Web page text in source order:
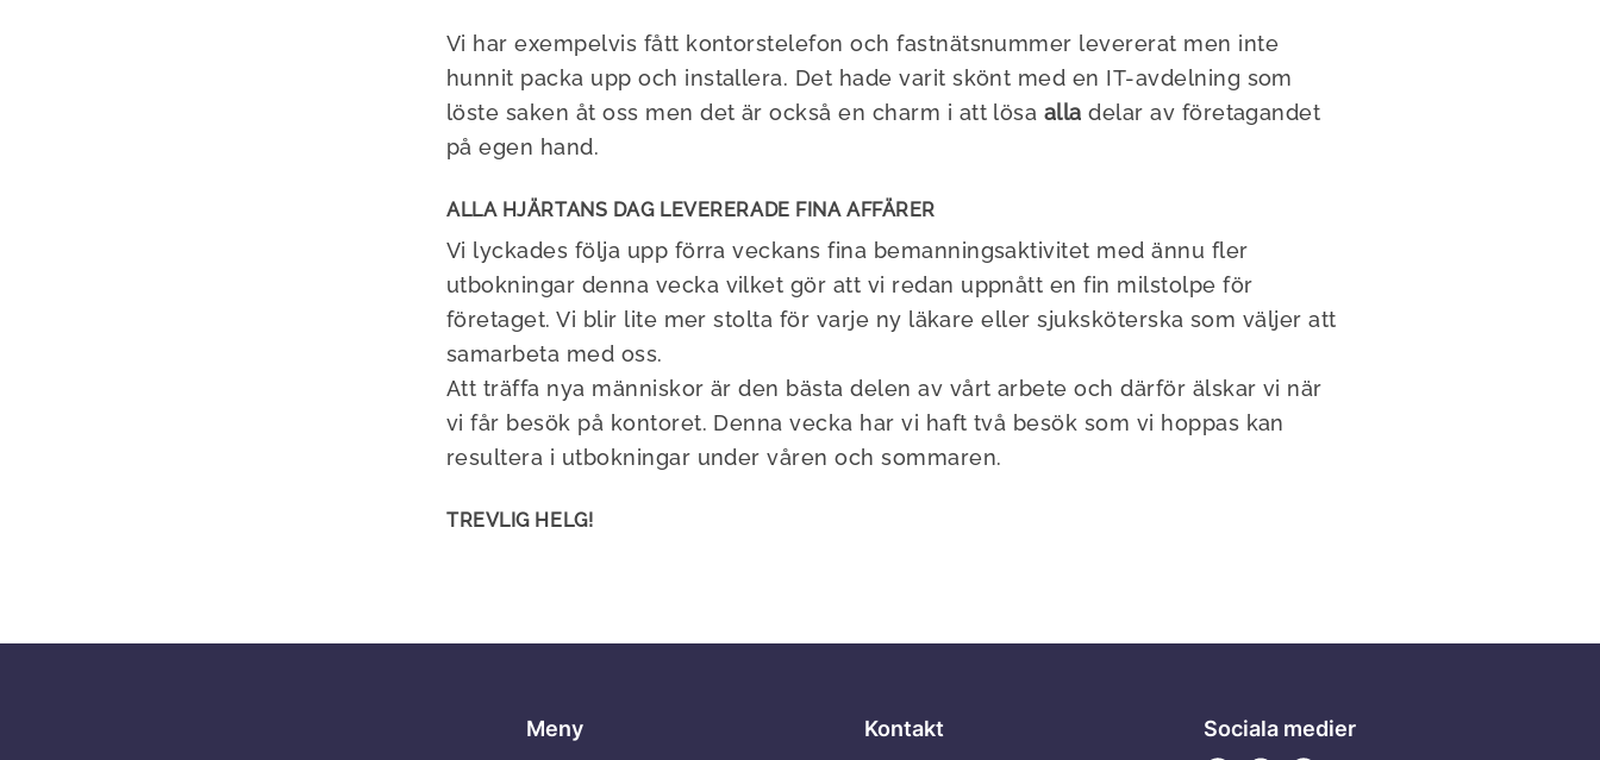
Vi har exempelvis fått kontorstelefon och fastnätsnummer levererat men inte
hunnit packa upp och installera. Det hade varit skönt med en IT-avdelning som
löste saken åt oss men det är också en charm i att lösa alla delar av företagandet
på egen hand.
ALLA HJÄRTANS DAG LEVERERADE FINA AFFÄRER
Vi lyckades följa upp förra veckans fina bemanningsaktivitet med ännu fler
utbokningar denna vecka vilket gör att vi redan uppnått en fin milstolpe för
företaget. Vi blir lite mer stolta för varje ny läkare eller sjuksköterska som väljer att
samarbeta med oss.
Att träffa nya människor är den bästa delen av vårt arbete och därför älskar vi när
vi får besök på kontoret. Denna vecka har vi haft två besök som vi hoppas kan
resultera i utbokningar under våren och sommaren.
TREVLIG HELG!
Meny Kontakt Sociala medier